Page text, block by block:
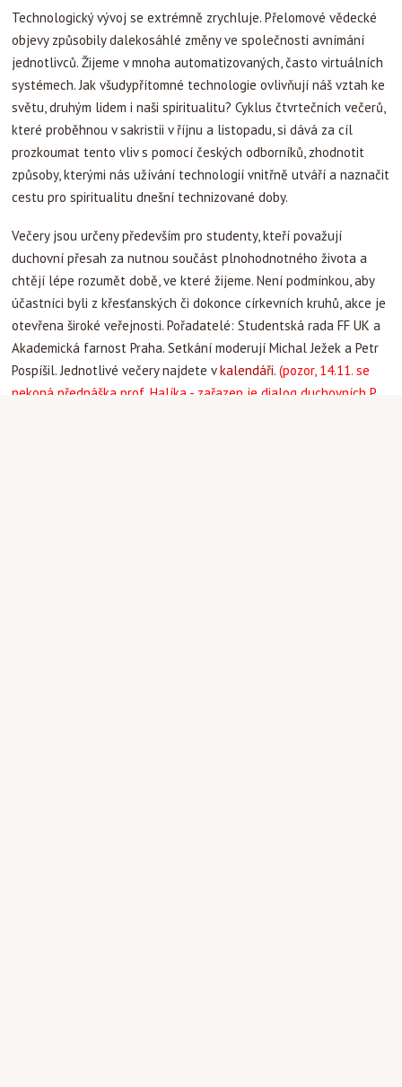
Technologický vývoj se extrémně zrychluje. Přelomové vědecké
objevy způsobily dalekosáhlé změny ve společnosti avnímání
jednotlivců. Žijeme v mnoha automatizovaných, často virtuálních
systémech. Jak všudypřítomné technologie ovlivňují náš vztah ke
světu, druhým lidem i naši spiritualitu? Cyklus čtvrtečních večerů,
které proběhnou v sakristii v říjnu a listopadu, si dává za cíl
prozkoumat tento vliv s pomocí českých odborníků, zhodnotit
způsoby, kterými nás užívání technologií vnitřně utváří a naznačit
cestu pro spiritualitu dnešní technizované doby.
Večery jsou určeny především pro studenty, kteří považují
duchovní přesah za nutnou součást plnohodnotného života a
chtějí lépe rozumět době, ve které žijeme. Není podmínkou, aby
účastníci byli z křesťanských či dokonce církevních kruhů, akce je
otevřena široké veřejnosti. Pořadatelé: Studentská rada FF UK a
Akademická farnost Praha. Setkání moderují Michal Ježek a Petr
Pospíšil. Jednotlivé večery najdete vkalendáři. (pozor, 14.11. se
nekoná přednáška prof. Halíka - zařazen je dialog duchovních P.